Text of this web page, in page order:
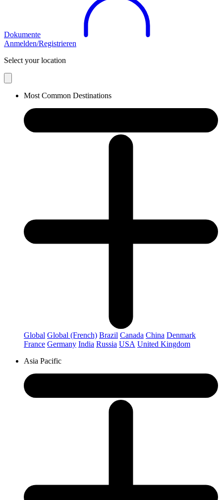
Dokumente
Anmelden/Registrieren
Select your location
Most Common Destinations
Global Global (French) Brazil Canada China Denmark
France Germany India Russia USA United Kingdom
Asia Pacific